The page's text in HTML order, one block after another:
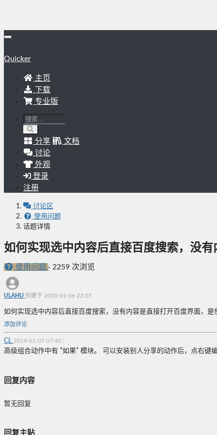
Quicker
主页
下载
专业版
分享
文档
讨论
外观
登录
注册
讨论区
使用问题
话题详情
如何实现选中内容后直接百度搜索，没
使用问题 · 2259 次浏览
ULAHU 创建于 2019-01-06 23:57
如何实现选中内容后直接百度搜索，没有内容是直接打开百度界面，
添加评论
CL 2019-01-07 07:40 :
高级组合动作中有 “如果” 模块。 可以安装别人分享的动作后，点右键
回复内容
暂无回复
回复主贴